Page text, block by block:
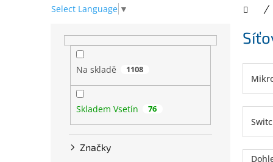
Domů
Select Language ▼
Na skladě 1108
Skladem Vsetín 76
Značky